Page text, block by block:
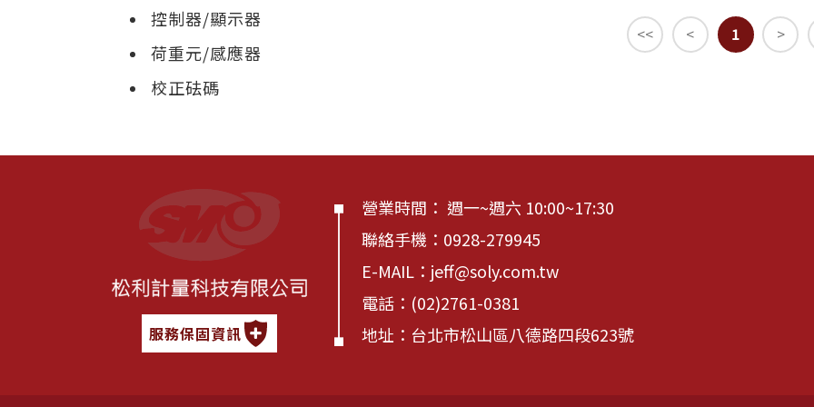
控制器/顯示器
荷重元/感應器
校正砝碼
<< < 1 >
服務保固資訊
營業時間： 週一~週六 10:00~17:30
聯絡手機： 0928-279945
E-MAIL： jeff@soly.com.tw
電話： (02)2761-0381
地址：台北市松山區八德路四段623號